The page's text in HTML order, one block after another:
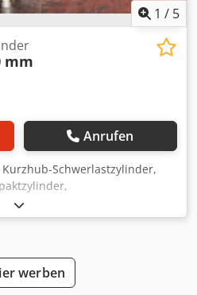
1 / 5
mm
Anrufen
Kurzhub-Schwerlastzylinder,
Richtzylinder,
Aowx Hyuefmekr -
Schwerlastzylinder -Hubweg:
werben